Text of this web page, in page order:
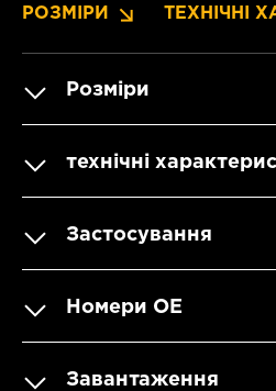
РОЗМІРИ ТЕХНІЧНІ
Розміри
технічні
Застосування
Номери OE
Завантаження